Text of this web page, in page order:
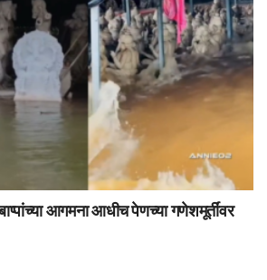
आगमना आधीच पेणच्या गणेशमूर्तींवर